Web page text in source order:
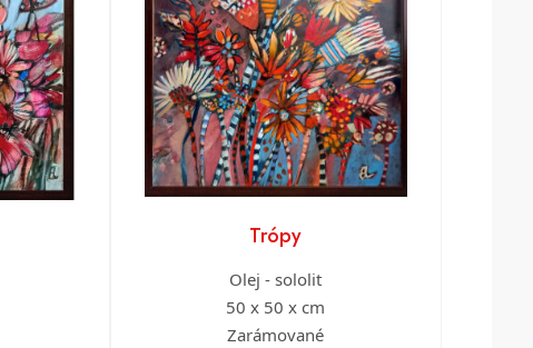
Trópy
Olej - sololit
50 x 50 x cm
Zarámované